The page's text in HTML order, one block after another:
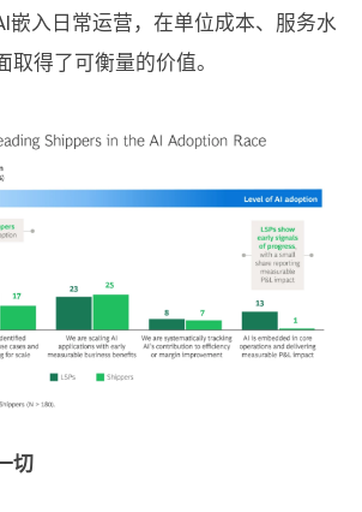
嵌入日常运营，在单位成本、服务水
取得了可衡量的价值。
切